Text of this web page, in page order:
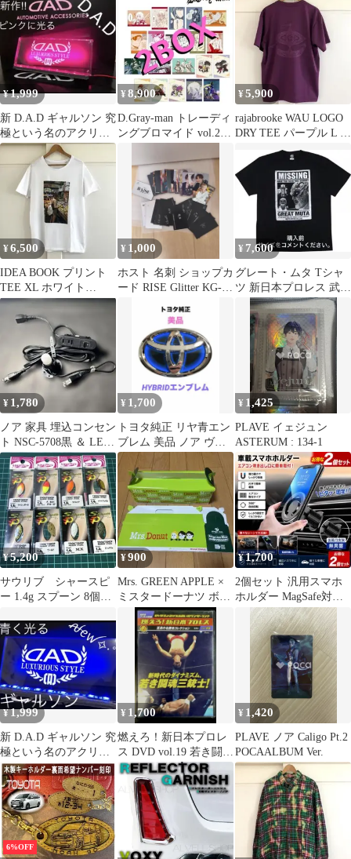
¥1,999
新 D.A.D ギャルソン 究
極という名のアクリル
プレート ピンクに光る
LED
¥ 8,900
D.Gray-man トレーディ
ングブロマイド vol.2
¥5,900
rajabrooke WAU LOGO
DRY TEE パープル L 美
¥6,500
IDEA BOOK プリント
TEE XL ホワイト
DOVER STREET
¥ 1,000
ホスト 名刺 ショップカ
ード RISE Glitter KG-
¥ 7,600
グレート・ムタ Tシャ
ツ 新日本プロレス 武藤
敬司 武藤ベアー ミッシ
ング ノア
¥ 1,780
ノア 家具 埋込コンセン
ト NSC-5708黒 ＆ LED
電球ソケットセット⭐︎⭐︎
¥ 1,700
トヨタ純正 リヤ青エン
ブレム 美品 ノア ヴォ
クシー
¥ 1,425
PLAVE イェジュン
ASTERUM : 134-1
¥5,200
サウリブ シャースピ
ー 1.4g スプーン 8個セ
¥900
Mrs. GREEN APPLE ×
ミスタードーナツ ボッ
クスやピック、小箱
¥1,700
2個セット 汎用スマホ
ホルダー MagSafe対応
iPhone エアコン吹出口
¥1,999
新 D.A.D ギャルソン 究
極という名のアクリル
プレート 青く光るLED
¥ 1,700
燃えろ！新日本プロレ
ス DVD vol.19 若き闘魂
三銃士！
¥ 1,420
PLAVE ノア Caligo Pt.2
POCAALBUM Ver.
6%OFF